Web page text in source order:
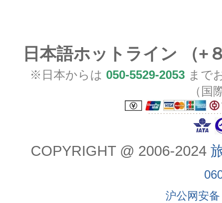
日本語ホットライン （+
※日本からは 050-5529-2053 まで
（国
COPYRIGHT @ 2006-2024
沪公网安